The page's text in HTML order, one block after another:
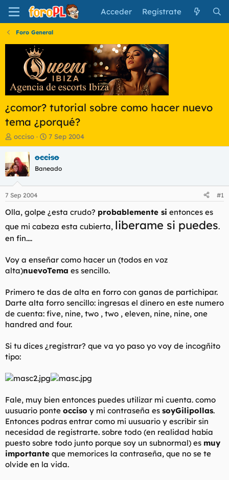
Acceder Regístrate
Foro General
¿comor? tutorial sobre como hacer nuevo
tema ¿porqué?
I
n
c
i
a
o
r
e
l
m
a
occiso
F
e
c
a
i
n
i
c
7 Sep 2004
occiso
Baneado
7 Sep 2004 #1
Olla, golpe ¿esta crudo? probablemente si entonces es
que mi cabeza esta cubierta, liberame si puedes.
en fin....
Voy a enseñar como hacer un (todos en voz
alta)nuevoTema es sencillo.
Primero te das de alta en forro con ganas de partichipar.
Darte alta forro sencillo: ingresas el dinero en este numero
de cuenta: five, nine, two , two , eleven, nine, nine, one
handred and four.
Si tu dices ¿registrar? que va yo paso yo voy de incogñito
tipo:
Fale, muy bien entonces puedes utilizar mi cuenta. como
uusuario ponte occiso y mi contraseña es soyGilipollas.
Entonces podras entrar como mi uusuario y escribir sin
necesidad de registrarte. sobre todo (en realidad había
puesto sobre todo junto porque soy un subnormal) es muy
importante que memorices la contraseña, que no se te
olvide en la vida.